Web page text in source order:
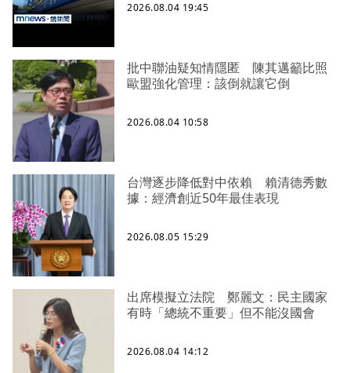
2026.08.04 19:45
批中聯油疑知情隱匿 陳其邁籲比照
歐盟強化管理：該倒就讓它倒
2026.08.04 10:58
台灣逐步降低對中依賴 賴清德秀數
據：經濟創近50年最佳表現
2026.08.05 15:29
出席模擬立法院 鄭麗文：民主國家
有時「總統不重要」但不能沒國會
2026.08.04 14:12